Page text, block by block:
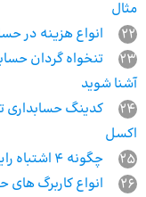
مثال
22
انواع هزینه در
23
تنخواه گردان
آشنا شوید
24
کدینگ حسابداری
اکسل
25
چگونه 4 اشتباه رایج حسابداری را اصلاح کنیم؟
26
انواع کاربرگ های